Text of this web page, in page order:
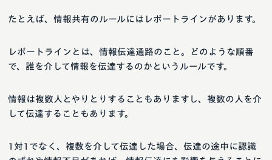
たとえば、情報共有のルールにはレポートラインがあります。
レポートラインとは、情報伝達通路のこと。どのような順番
で、誰を介して情報を伝達するのかというルールです。
情報は複数人とやりとりすることもありますし、複数の人を介
して伝達することもあります。
1対1でなく、複数を介して伝達した場合、伝達の途中に認識